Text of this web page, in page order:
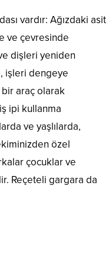
vardır: Ağızdaki asit
ve çevresinde
dişleri yeniden
işleri dengeye
bir araç olarak
ipi kullanma
ve yaşlılarda,
özel
çocuklar ve
Reçeteli gargara da